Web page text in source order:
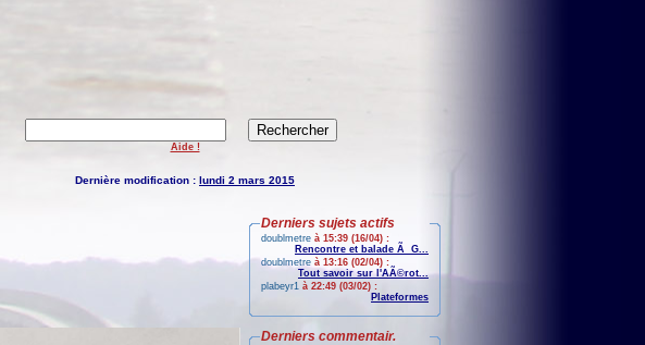
Aide !
Dernière modification : lundi 2 mars 2015
Derniers sujets actifs
doublmetre à 15:39 (16/04) :
Rencontre et balade Ã G...
doublmetre à 13:16 (02/04) :
Tout savoir sur l'AÃ©rot...
plabeyr1 à 22:49 (03/02) :
Plateformes
Derniers commentair.